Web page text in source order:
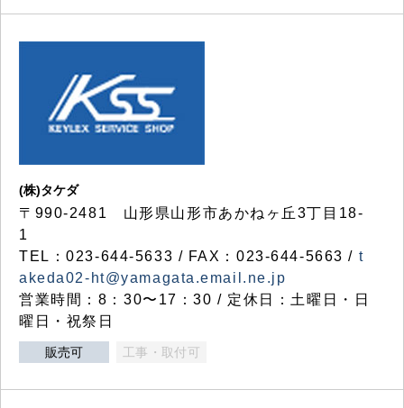
(株)タケダ
〒990-2481 山形県山形市あかねヶ丘3丁目18-
1
TEL：023-644-5633 / FAX：023-644-5663 / t
akeda02-ht@yamagata.email.ne.jp
営業時間：8：30〜17：30 / 定休日：土曜日・日
曜日・祝祭日
販売可 工事・取付可